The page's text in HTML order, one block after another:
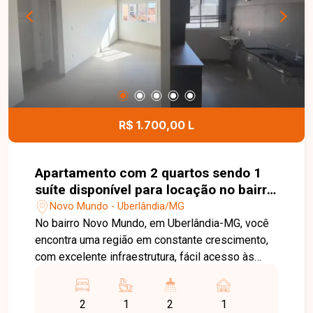
contato e agende sua visita!
R$ 1.700,00 L
Apartamento com 2 quartos sendo 1
suíte disponível para locação no bairro
Novo Mundo em Uberlândia-MG
Novo Mundo - Uberlândia/MG
No bairro Novo Mundo, em Uberlândia-MG, você
encontra uma região em constante crescimento,
com excelente infraestrutura, fácil acesso às
supermercados, escolas, farmácias e diversos
comércios, proporcionando praticidade e
2 1 2 1